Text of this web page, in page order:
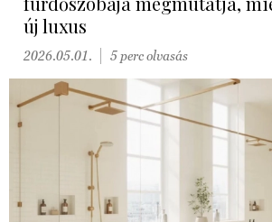
új luxus
2026.05.01. 5 perc olvasás